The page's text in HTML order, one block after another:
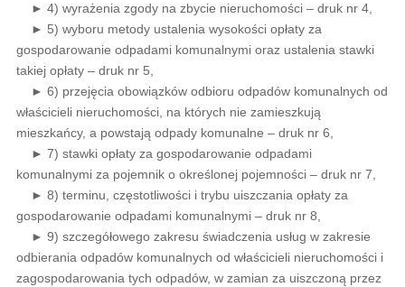
► 4) wyrażenia zgody na zbycie nieruchomości – druk nr 4,
► 5) wyboru metody ustalenia wysokości opłaty za
gospodarowanie odpadami komunalnymi oraz ustalenia stawki
takiej opłaty – druk nr 5,
► 6) przejęcia obowiązków odbioru odpadów komunalnych od
właścicieli nieruchomości, na których nie zamieszkują
mieszkańcy, a powstają odpady komunalne – druk nr 6,
► 7) stawki opłaty za gospodarowanie odpadami
komunalnymi za pojemnik o określonej pojemności – druk nr 7,
► 8) terminu, częstotliwości i trybu uiszczania opłaty za
gospodarowanie odpadami komunalnymi – druk nr 8,
► 9) szczegółowego zakresu świadczenia usług w zakresie
odbierania odpadów komunalnych od właścicieli nieruchomości i
zagospodarowania tych odpadów, w zamian za uiszczoną przez